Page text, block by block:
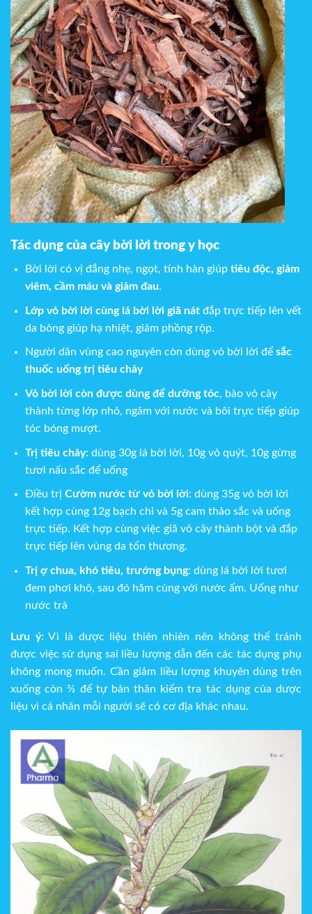
Tác dụng của cây bời lời trong y học
Bời lời có vị đắng nhẹ, ngọt, tính hàn giúp tiêu độc, giảm
viêm, cầm máu và giảm đau.
Lớp vỏ bời lời cùng lá bời lời giã nátđắp trực tiếp lên vết
da bỏng giúp hạ nhiệt, giảm phồng rộp.
Người dân vùng cao nguyên còn dùng vỏ bời lời để sắc
thuốc uống trị tiêu chảy
Vỏ bời lời còn được dùng để dưỡng tóc, bào vỏ cây
thành từng lớp nhỏ, ngâm với nước và bôi trực tiếp giúp
tóc bóng mượt.
Trị tiêu chảy: dùng 30g lá bời lời, 10g vỏ quýt, 10g gừng
tươi nấu sắc để uống
Điều trị Cườm nước từ vỏ bời lời: dùng 35g vỏ bời lời
kết hợp cùng 12g bạch chỉ và 5g cam thảo sắc và uống
trực tiếp. Kết hợp cùng việc giã vỏ cây thành bột và đắp
trực tiếp lên vùng da tổn thương.
Trị ợ chua, khó tiêu, trướng bụng: dùng lá bời lời tươi
đem phơi khô, sau đó hãm cùng với nước ấm. Uống như
nước trà
Lưu ý: Vì là dược liệu thiên nhiên nên không thể tránh
được việc sử dụng sai liều lượng dẫn đến các tác dụng phụ
không mong muốn. Cần giảm liều lượng khuyên dùng trên
xuống còn ⅔ để tự bản thân kiểm tra tác dụng của dược
liệu vì cá nhân mỗi người sẽ có cơ địa khác nhau.